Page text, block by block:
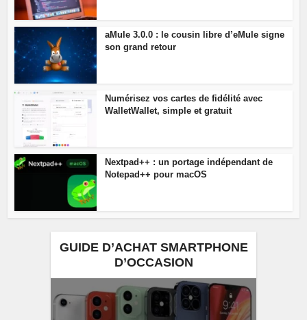
aMule 3.0.0 : le cousin libre d’eMule signe
son grand retour
Numérisez vos cartes de fidélité avec
WalletWallet, simple et gratuit
Nextpad++ : un portage indépendant de
Notepad++ pour macOS
GUIDE D’ACHAT SMARTPHONE
D’OCCASION